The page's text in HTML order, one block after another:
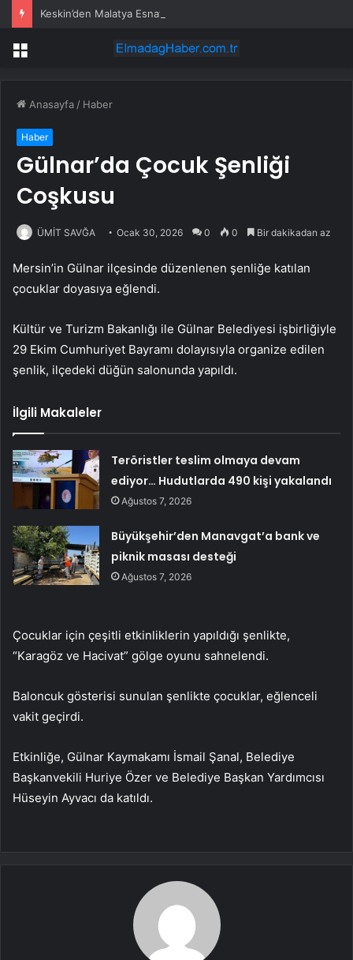
Keskin’den Malatya Esnafına Destek Çağrısı
Menü
Anasayfa / Haber
Haber
Gülnar’da Çocuk Şenliği
Coşkusu
ÜMİT SAVĞA Ocak 30, 2026 0 0 Bir dakikadan az
Mersin’in Gülnar ilçesinde düzenlenen şenliğe katılan
çocuklar doyasıya eğlendi.
Kültür ve Turizm Bakanlığı ile Gülnar Belediyesi işbirliğiyle
29 Ekim Cumhuriyet Bayramı dolayısıyla organize edilen
şenlik, ilçedeki düğün salonunda yapıldı.
İlgili Makaleler
Teröristler teslim olmaya devam
ediyor… Hudutlarda 490 kişi yakalandı
Ağustos 7, 2026
Büyükşehir’den Manavgat’a bank ve
piknik masası desteği
Ağustos 7, 2026
Çocuklar için çeşitli etkinliklerin yapıldığı şenlikte,
“Karagöz ve Hacivat” gölge oyunu sahnelendi.
Baloncuk gösterisi sunulan şenlikte çocuklar, eğlenceli
vakit geçirdi.
Etkinliğe, Gülnar Kaymakamı İsmail Şanal, Belediye
Başkanvekili Huriye Özer ve Belediye Başkan Yardımcısı
Hüseyin Ayvacı da katıldı.